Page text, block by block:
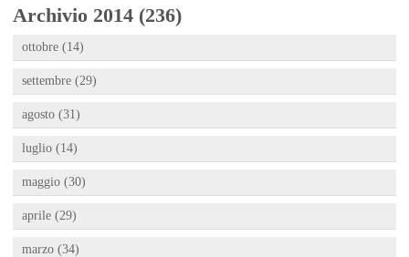
Archivio 2014 (236)
ottobre (14)
settembre (29)
agosto (31)
luglio (14)
maggio (30)
aprile (29)
marzo (34)